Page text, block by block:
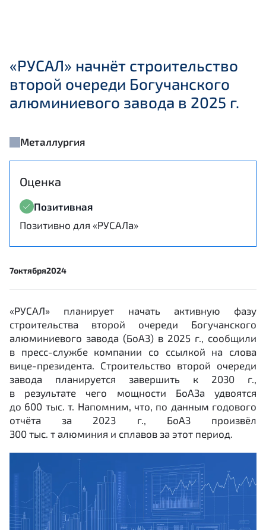
«РУСАЛ» начнёт строительство
второй очереди Богучанского
алюминиевого завода в 2025 г.
Металлургия
Оценка
Позитивная
Позитивно для «РУСАЛа»
7октября2024
«РУСАЛ» планирует начать активную фазу
строительства второй очереди Богучанского
алюминиевого завода (БоАЗ) в 2025 г., сообщили
в пресс-службе компании со ссылкой на слова
вице-президента. Строительство второй очереди
завода планируется завершить к 2030 г.,
в результате чего мощности БоАЗа удвоятся
до 600 тыс. т. Напомним, что, по данным годового
отчёта за 2023 г., БоАЗ произвёл
300 тыс. т алюминия и сплавов за этот период.